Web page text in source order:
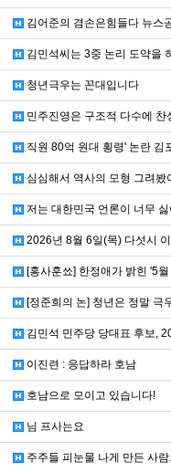
김어준의 겸손은힘들다 뉴스
김민석씨는 3중 논리 도약을
청년극우는 꼰대입니다
민주진영은 구조적 다수에 찬
직원 80억 원대 횡령' 논란 김
심심해서 역사의 모형 그려봤
저는 대한민국 언론이 너무
2026년 8월 6일(목) 다섯시
[홍사훈쑈] 한정애가 밝힌 '5
[정준희의 논] 청년은 정말 극
김민석 민주당 당대표 후보,
이진련 : 응답하라 호남
호남으로 모이고 있습니다!
님 프사는요
주주들 피눈물 나게 만든 사